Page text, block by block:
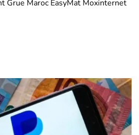
Grue Maroc EasyMat Moxinternet